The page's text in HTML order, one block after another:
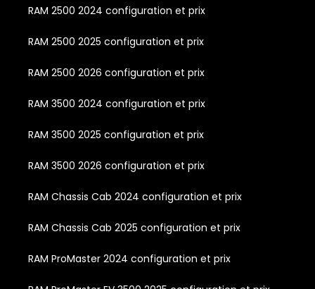
RAM 2500 2024 configuration et prix
RAM 2500 2025 configuration et prix
RAM 2500 2026 configuration et prix
RAM 3500 2024 configuration et prix
RAM 3500 2025 configuration et prix
RAM 3500 2026 configuration et prix
RAM Chassis Cab 2024 configuration et prix
RAM Chassis Cab 2025 configuration et prix
RAM ProMaster 2024 configuration et prix